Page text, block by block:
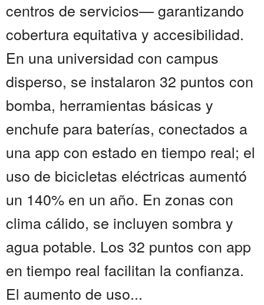
centros de servicios— garantizando
cobertura equitativa y accesibilidad.
En una universidad con campus
disperso, se instalaron 32 puntos con
bomba, herramientas básicas y
enchufe para baterías, conectados a
una app con estado en tiempo real; el
uso de bicicletas eléctricas aumentó
un 140% en un año. En zonas con
clima cálido, se incluyen sombra y
agua potable. Los 32 puntos con app
en tiempo real facilitan la confianza.
El aumento de uso...